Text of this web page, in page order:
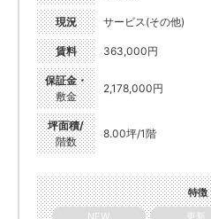
現況 サービス(その他)
賃料 363,000円
保証金・
敷金
2,178,000円
坪面積/
階数
8.00坪/1階
特徴
NEW
更新